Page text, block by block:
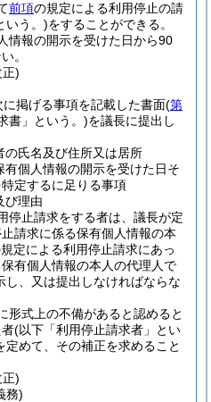
前項の規定による利用停止の請
いう。)をすることができる。
情報の開示を受けた日から90
。
)
掲げる事項を記載した書面(第
書」という。)を議長に提出し
の氏名及び住所又は居所
個人情報の開示を受けた日そ
定するに足りる事項
び理由
停止請求をする者は、議長が定
請求に係る保有個人情報の本
定による利用停止請求にあっ
有個人情報の本人の代理人で
し、又は提出しなければならな
形式上の不備があると認めると
(以下「利用停止請求者」とい
定めて、その補正を求めること
)
務)